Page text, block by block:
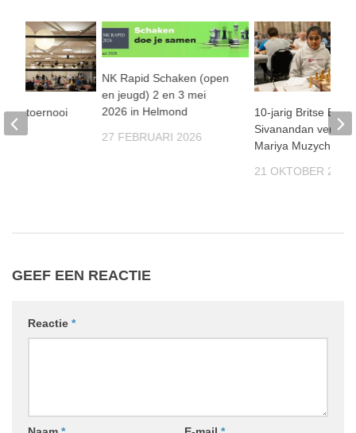
NK Rapid Schaken (open
en jeugd) 2 en 3 mei
2026 in Helmond
27 FEBRUARI 2026
10-jarig Britse
Sivanandan
Mariya Muzychuk
21 OKTOBER 2025
HZ toernooi
GEEF EEN REACTIE
Reactie *